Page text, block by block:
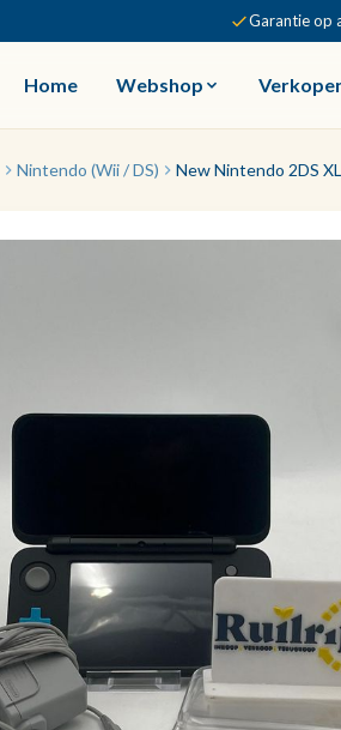
Garantie op
Home Webshop
Nintendo (Wii / DS) New Nintendo 2DS